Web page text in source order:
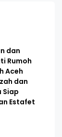
dan
Rumoh
Aceh
dan
Siap
Estafet